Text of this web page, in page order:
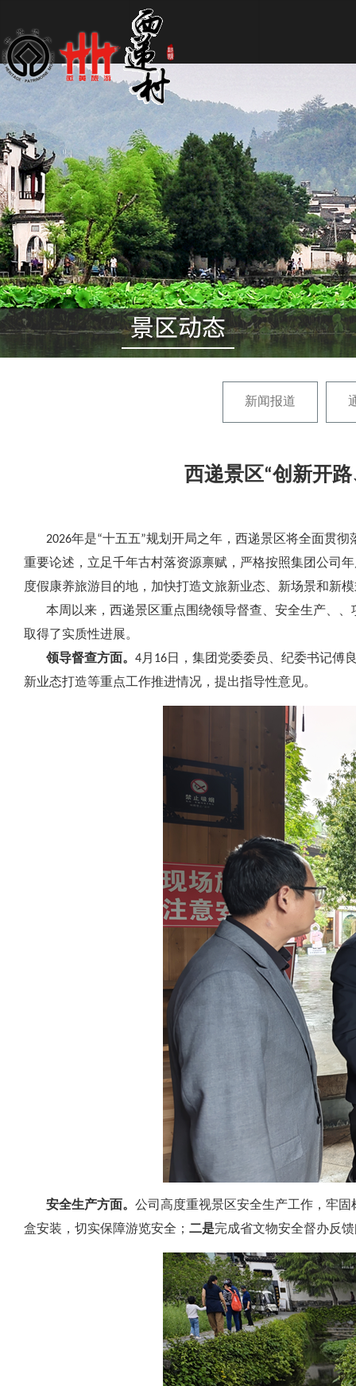
新闻报道
西递景区“创新开
2026年是“十五五”规划开局之年，西递景区将全面贯彻
重要论述，立足千年古村落资源禀赋，严格按照集团公司
度假康养旅游目的地，加快打造文旅新业态、新场景和新
本周以来，西递景区重点围绕领导督查、安全生产、、
取得了实质性进展。
领导督查方面。 4月16日，集团党委委员、纪委书记傅
新业态打造等重点工作推进情况，提出指导性意见。
安全生产方面。 公司高度重视景区安全生产工作，牢
盒安装，切实保障游览安全； 二是完成省文物安全督办反